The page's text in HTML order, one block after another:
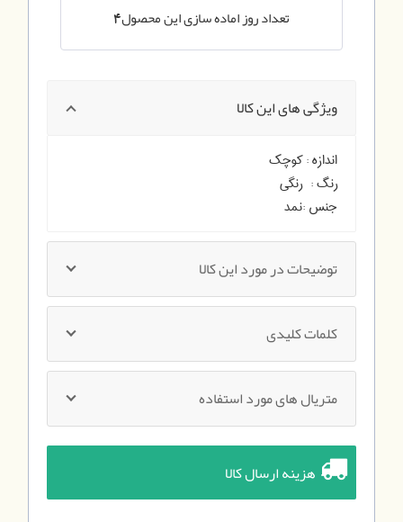
تعداد روز اماده سازی این محصول4
ویژگی های این کالا
اندازه : کوچک
رنگ : رنگی
جنس :نمد
توضیحات در مورد این کالا
کلمات کلیدی
متریال های مورد استفاده
هزینه ارسال کالا